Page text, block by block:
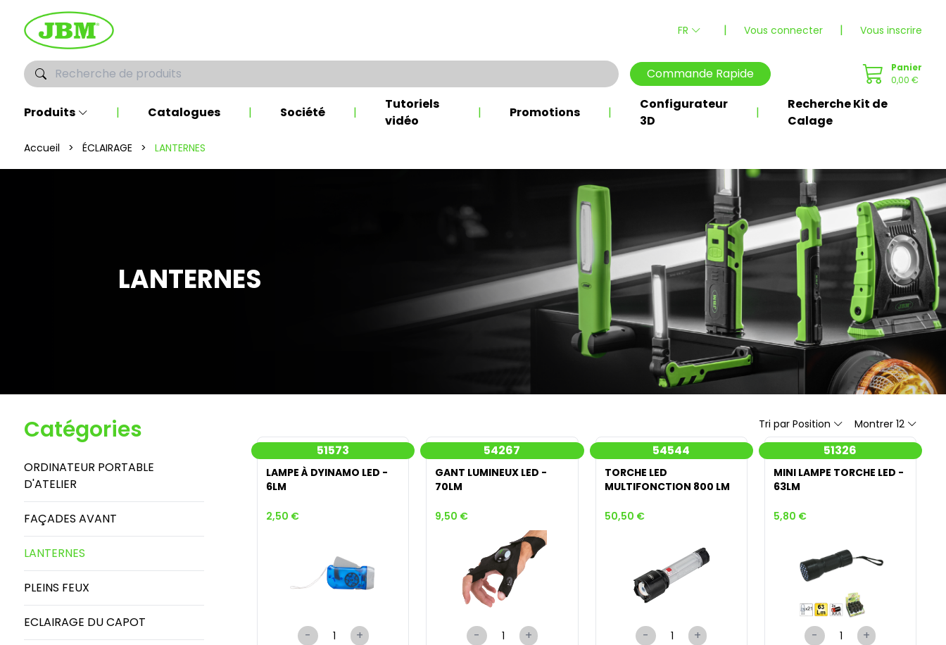
FR | Vous connecter | Vous inscrire
Commande Rapide
Panier
0,00 €
Produits | Catalogues | Société |
Tutoriels
vidéo
| Promotions |
Configurateur
3D
|
Recherche Kit de
Calage
Accueil > ÉCLAIRAGE > LANTERNES
LANTERNES
Catégories
ORDINATEUR PORTABLE
D'ATELIER
FAÇADES AVANT
LANTERNES
PLEINS FEUX
ECLAIRAGE DU CAPOT
Tri par Position Montrer 12
51573
LAMPE À DYINAMO LED -
6LM
2,50 €
- +
54267
GANT LUMINEUX LED -
70LM
9,50 €
- +
54544
TORCHE LED
MULTIFONCTION 800 LM
50,50 €
- +
51326
MINI LAMPE TORCHE LED -
63LM
5,80 €
- +